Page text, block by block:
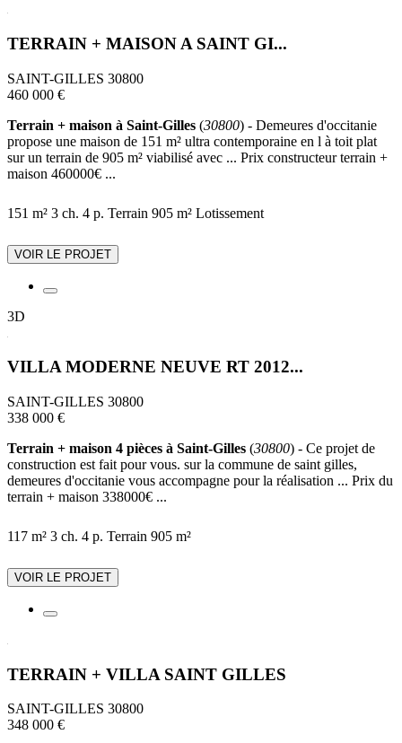
TERRAIN + MAISON A SAINT GI...
SAINT-GILLES 30800
460 000 €
Terrain + maison à Saint-Gilles (30800) - Demeures d'occitanie
propose une maison de 151 m² ultra contemporaine en l à toit plat
sur un terrain de 905 m² viabilisé avec ... Prix constructeur terrain +
maison 460000€ ...
151 m² 3 ch. 4 p. Terrain 905 m² Lotissement
VOIR LE PROJET
3D
VILLA MODERNE NEUVE RT 2012...
SAINT-GILLES 30800
338 000 €
Terrain + maison 4 pièces à Saint-Gilles (30800) - Ce projet de
construction est fait pour vous. sur la commune de saint gilles,
demeures d'occitanie vous accompagne pour la réalisation ... Prix du
terrain + maison 338000€ ...
117 m² 3 ch. 4 p. Terrain 905 m²
VOIR LE PROJET
TERRAIN + VILLA SAINT GILLES
SAINT-GILLES 30800
348 000 €